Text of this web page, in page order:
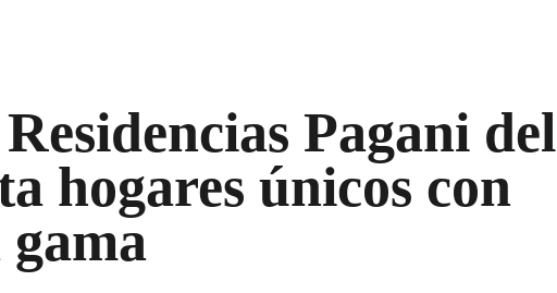
Pagani del
hogares únicos con
gama